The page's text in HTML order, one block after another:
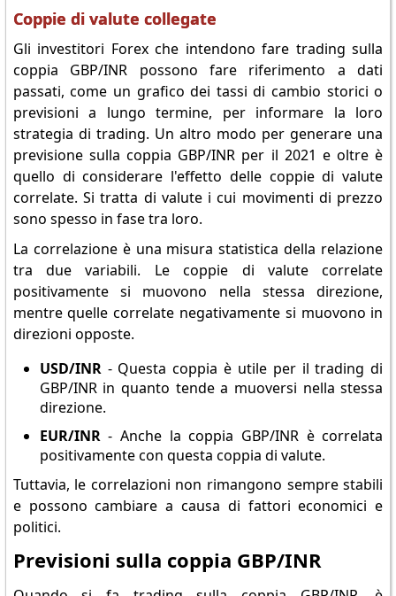
Coppie di valute collegate
Gli investitori Forex che intendono fare trading sulla
coppia GBP/INR possono fare riferimento a dati
passati, come un grafico dei tassi di cambio storici o
previsioni a lungo termine, per informare la loro
strategia di trading. Un altro modo per generare una
previsione sulla coppia GBP/INR per il 2021 e oltre è
quello di considerare l'effetto delle coppie di valute
correlate. Si tratta di valute i cui movimenti di prezzo
sono spesso in fase tra loro.
La correlazione è una misura statistica della relazione
tra due variabili. Le coppie di valute correlate
positivamente si muovono nella stessa direzione,
mentre quelle correlate negativamente si muovono in
direzioni opposte.
USD/INR- Questa coppia è utile per il trading di
GBP/INR in quanto tende a muoversi nella stessa
direzione.
EUR/INR- Anche la coppia GBP/INR è correlata
positivamente con questa coppia di valute.
Tuttavia, le correlazioni non rimangono sempre stabili
e possono cambiare a causa di fattori economici e
politici.
Previsioni sulla coppia GBP/INR